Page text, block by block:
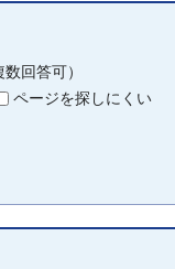
回答可）
ページを探しにくい